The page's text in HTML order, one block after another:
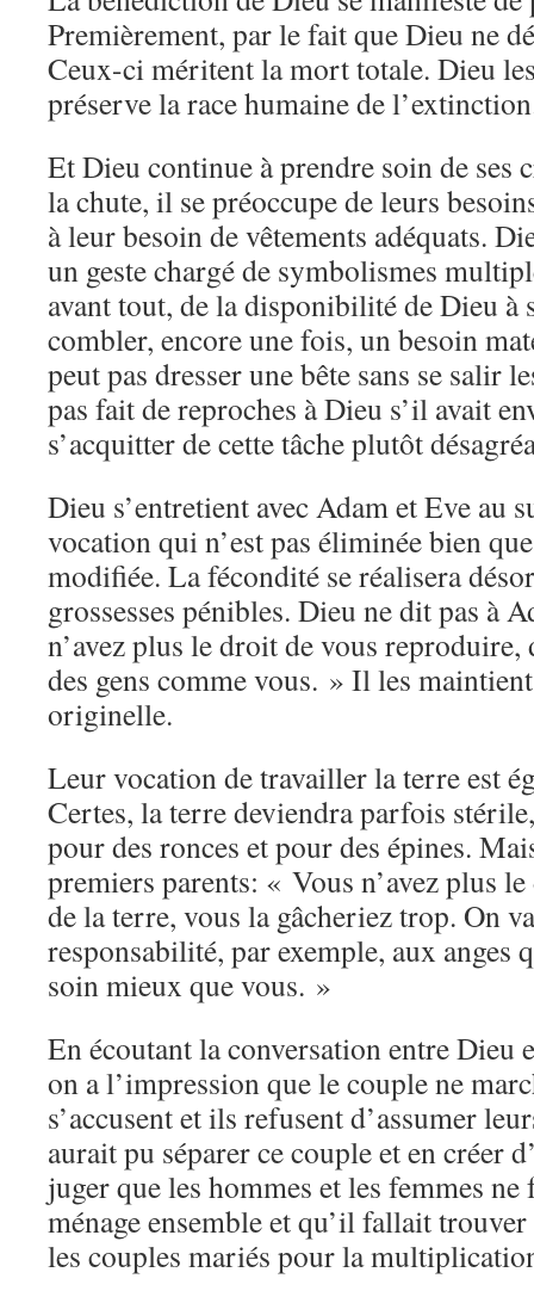
Premièrement, par le fait que Dieu ne
Ceux-ci méritent la mort totale. Dieu
préserve la race humaine de
Et Dieu continue à prendre soin de ses
la chute, il se préoccupe de leurs
à leur besoin de vêtements adéquats.
un geste chargé de symbolismes
avant tout, de la disponibilité de Dieu à
combler, encore une fois, un besoin
peut pas dresser une bête sans se salir
pas fait de reproches à Dieu s’il avait
s’acquitter de cette tâche plutôt
Dieu s’entretient avec Adam et Eve au
vocation qui n’est pas éliminée bien
modifiée. La fécondité se réalisera
grossesses pénibles. Dieu ne dit pas à
n’avez plus le droit de vous
des gens comme vous. » Il les
originelle.
Leur vocation de travailler la terre est
Certes, la terre deviendra parfois
pour des ronces et pour des épines.
premiers parents: « Vous n’avez plus
de la terre, vous la gâcheriez trop. On
responsabilité, par exemple, aux anges
soin mieux que vous. »
En écoutant la conversation entre Dieu
on a l’impression que le couple ne
s’accusent et ils refusent d’assumer
aurait pu séparer ce couple et en créer
juger que les hommes et les femmes
ménage ensemble et qu’il fallait
les couples mariés pour la